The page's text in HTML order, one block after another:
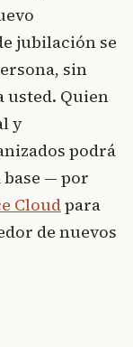
jubilación se
sin
usted. Quien
y
podrá
— por
Cloudpara
de nuevos